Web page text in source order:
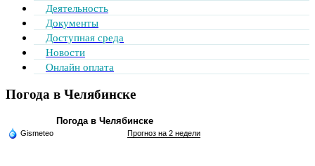
Деятельность
Документы
Доступная среда
Новости
Онлайн оплата
Погода в Челябинске
Погода в Челябинске
Gismeteo Прогноз на 2 недели